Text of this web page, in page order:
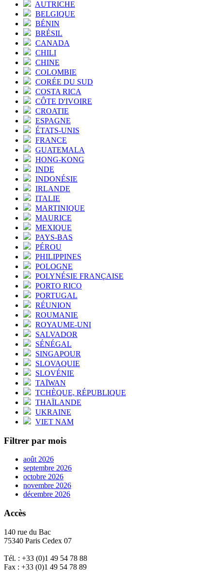
AUTRICHE
BELGIQUE
BÉNIN
BRÉSIL
CANADA
CHILI
CHINE
COLOMBIE
CORÉE DU SUD
COSTA RICA
CÔTE D'IVOIRE
CROATIE
ESPAGNE
ÉTATS-UNIS
FRANCE
GUATEMALA
HONG-KONG
INDE
INDONÉSIE
IRLANDE
ITALIE
MARTINIQUE
MAURICE
MEXIQUE
PAYS-BAS
PÉROU
PHILIPPINES
POLOGNE
POLYNÉSIE FRANÇAISE
PORTO RICO
PORTUGAL
RÉUNION
ROUMANIE
ROYAUME-UNI
SALVADOR
SÉNÉGAL
SINGAPOUR
SLOVAQUIE
SLOVÉNIE
TAÏWAN
TCHÈQUE, RÉPUBLIQUE
THAÏLANDE
UKRAINE
VIET NAM
Filtrer par mois
août 2026
septembre 2026
octobre 2026
novembre 2026
décembre 2026
Accès
140 rue du Bac
75340 Paris Cedex 07
Tél. : +33 (0)1 49 54 78 88
Fax : +33 (0)1 49 54 78 89